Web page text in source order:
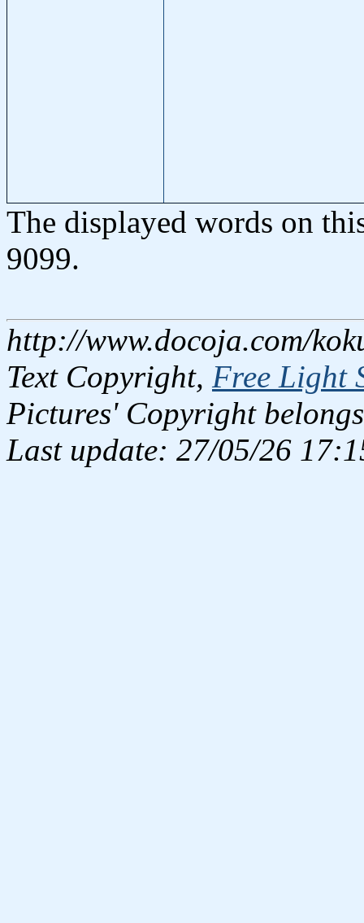
The displayed words on
9099.
http://www.docoja.com/
Text Copyright, Free Light
Pictures' Copyright
Last update: 27/05/26